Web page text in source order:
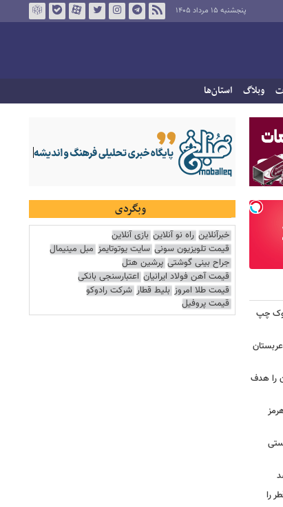
پنجشنبه ۱۵ مرداد ۱۴۰۵
وبلاگ استان‌ها
سالی که بلوک چپ
را هدف
را
وبگردی
خبرآنلاین راه نو آنلاین بازی آنلاین
قیمت تلویزیون سونی سایت یوتوتایمز مبل مینیمال
جراح بینی گوشتی پرشین هتل
قیمت آهن فولاد ایرانیان اعتبارسنجی بانکی
قیمت طلا امروز بلیط قطار شرکت رادوکو
قیمت پروفیل